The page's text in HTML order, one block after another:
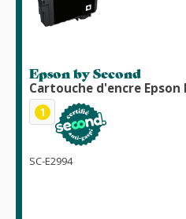
Epson by Second
Cartouche d'encre Epson
1
SC-E2994